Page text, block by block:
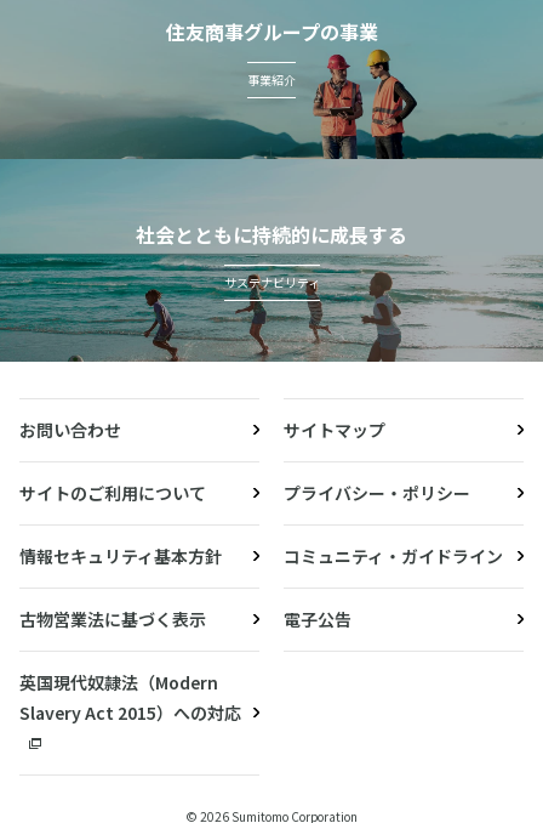
住友商事グループの事業
事業紹介
社会とともに持続的に成長する
サステナビリティ
お問い合わせ サイトマップ
サイトのご利用について プライバシー・ポリシー
情報セキュリティ基本方針 コミュニティ・ガイドライン
古物営業法に基づく表示 電子公告
英国現代奴隷法（Modern
Slavery Act 2015）への対応
© 2026 Sumitomo Corporation